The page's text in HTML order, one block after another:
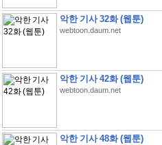
악한 기사 32화 (웹툰)
webtoon.daum.net
악한 기사 42화 (웹툰)
webtoon.daum.net
악한 기사 48화 (웹툰)